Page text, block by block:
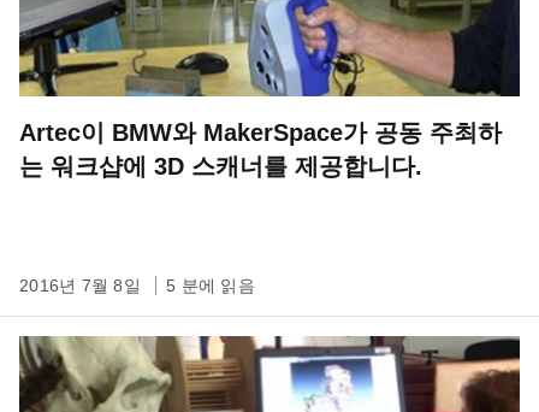
Artec이 BMW와 MakerSpace가 공동 주최하
는 워크샵에 3D 스캐너를 제공합니다.
2016년 7월 8일 5 분에 읽음